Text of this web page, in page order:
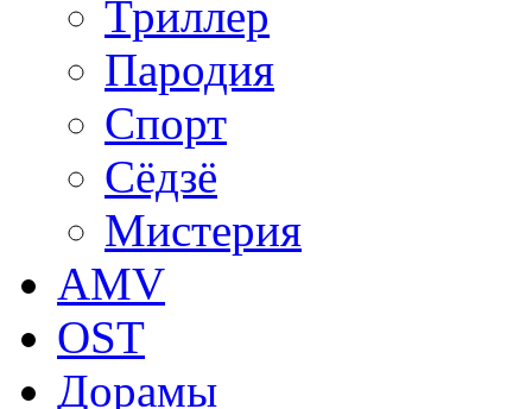
Триллер
Пародия
Спорт
Сёдзё
Мистерия
AMV
OST
Дорамы